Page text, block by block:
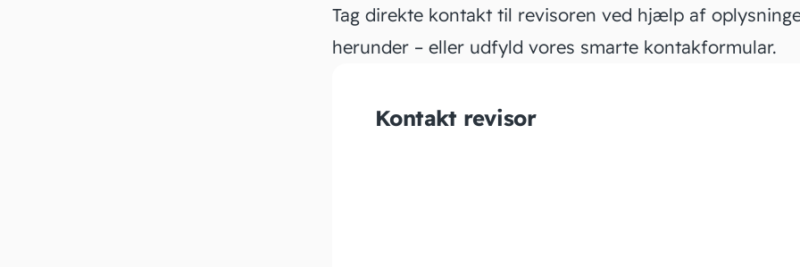
Tag direkte kontakt til revisoren ved hjælp af
herunder – eller udfyld vores smarte kontakformular.
Kontakt revisor